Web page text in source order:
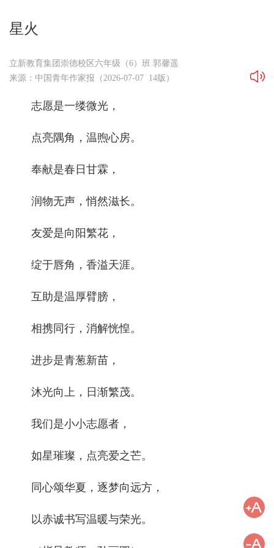
星火
立新教育集团崇德校区六年级（6）班 郭馨遥
来源：中国青年作家报（2026-07-07 14版）
志愿是一缕微光，
点亮隅角，温煦心房。
奉献是春日甘霖，
润物无声，悄然滋长。
友爱是向阳繁花，
绽于唇角，香溢天涯。
互助是温厚臂膀，
相携同行，消解恍惶。
进步是青葱新苗，
沐光向上，日渐繁茂。
我们是小小志愿者，
如星璀璨，点亮爱之芒。
同心颂华夏，逐梦向远方，
以赤诚书写温暖与荣光。